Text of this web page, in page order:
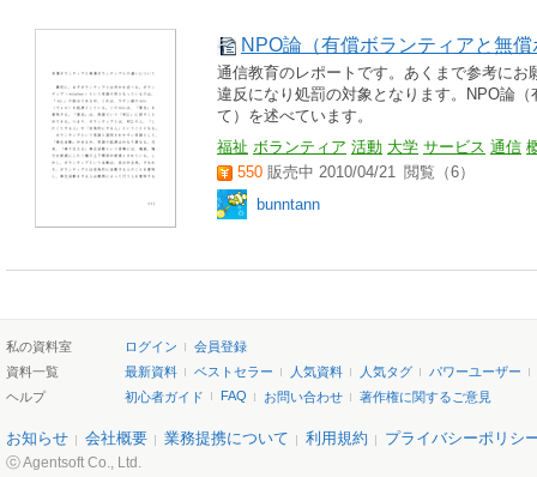
NPO論（有償ボランティアと無
通信教育のレポートです。あくまで参考に
違反になり処罰の対象となります。NPO論
て）を述べています。
福祉 ボランティア 活動 大学 サービス 通信
550 販売中 2010/04/21 閲覧（6）
bunntann
私の資料室 ログイン
会員登録
資料一覧
最新資料 ベストセラー 人気資料 人気タグ
パワーユーザー
ヘルプ
初心者ガイド FAQ お問い合わせ 著作権に関するご意見
お知らせ 会社概要 業務提携について 利用規約 プライバシーポリシ
ⓒ Agentsoft Co., Ltd.